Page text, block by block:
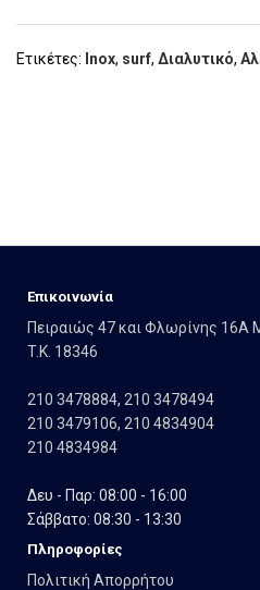
Ετικέτες: Inox, surf, Διαλυτικό,
Eπικοινωνία
Πειραιώς 47 και Φλωρίνης 16Α
T.K. 18346
210 3478884, 210 3478494
210 3479106, 210 4834904
210 4834984
Δευ - Παρ: 08:00 - 16:00
Σάββατο: 08:30 - 13:30
Πληροφορίες
Πολιτική Απορρήτου